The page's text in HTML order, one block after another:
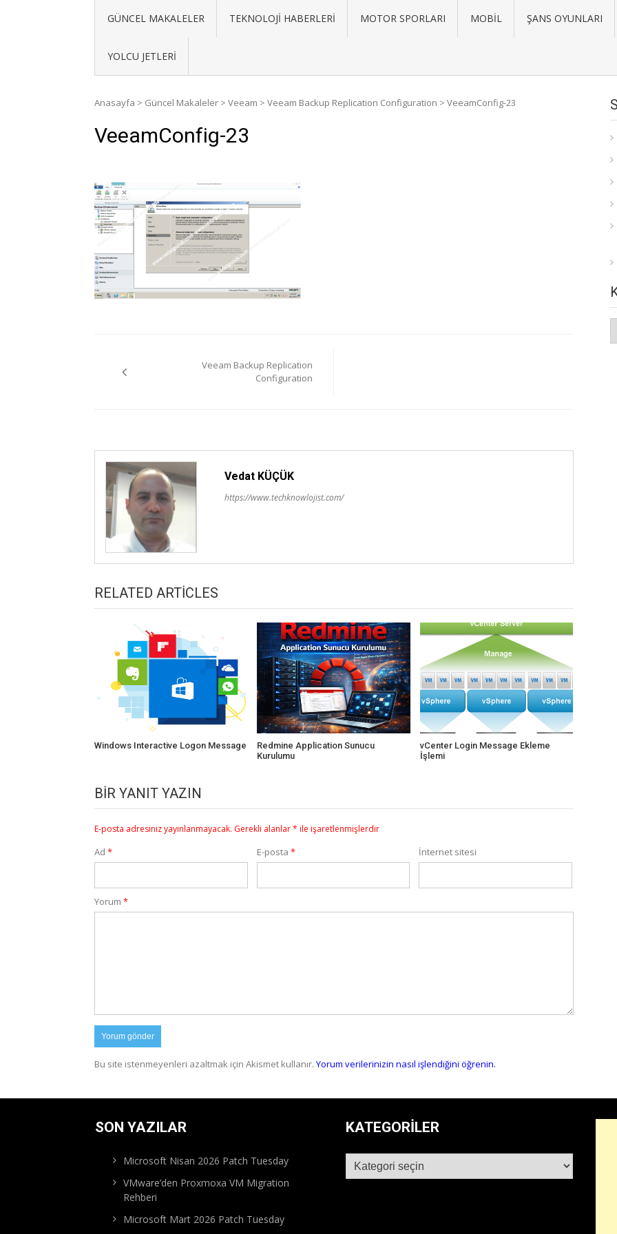
GÜNCEL MAKALELER TEKNOLOJI HABERLERI MOTOR SPORLARI MOBIL ŞANS OYUNLARI
YOLCU JETLERI
Anasayfa > Güncel Makaleler > Veeam > Veeam Backup Replication Configuration > VeeamConfig-23
VeeamConfig-23
gezinmesiVeeam Backup Replication
Configuration
Vedat KÜÇÜK
https://www.techknowlojist.com/
RELATED ARTICLES
Windows Interactive Logon Message
Redmine Application Sunucu
Kurulumu
vCenter Login Message Ekleme
İşlemi
BIR YANIT YAZIN
E-posta adresiniz yayınlanmayacak. Gerekli alanlar* ile işaretlenmişlerdir
Ad * E-posta * İnternet sitesi
Yorum *
Bu site istenmeyenleri azaltmak için Akismet kullanır. Yorum verilerinizin nasıl işlendiğini öğrenin.
SON YAZILAR
Microsoft Nisan 2026 Patch Tuesday
VMware’den Proxmoxa VM Migration
Rehberi
Microsoft Mart 2026 Patch Tuesday
KATEGORILER